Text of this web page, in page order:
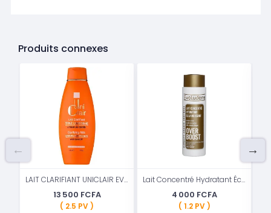
Produits connexes
LAIT CLARIFIANT UNICLAIR EVEN COMPLEXION À L'HUILE DE CAROTTE
13 500 FCFA
( 2.5 PV )
Lait Concentré Hydratant Éclaircissant Over Boost
4 000 FCFA
( 1.2 PV )